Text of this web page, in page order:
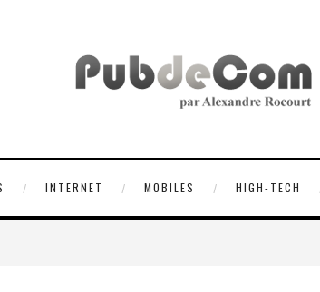
INTERNET MOBILES HIGH-TECH